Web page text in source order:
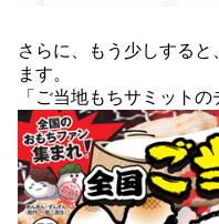
さらに、もう少しする
ます。
「ご当地もちサミットの